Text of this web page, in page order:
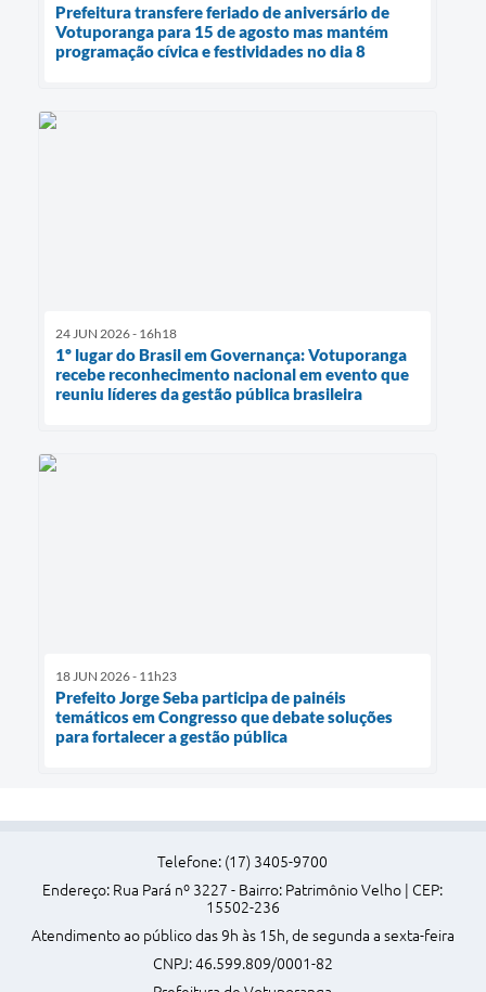
Prefeitura transfere feriado de aniversário de
Votuporanga para 15 de agosto mas mantém
programação cívica e festividades no dia 8
24 JUN 2026 - 16h18
1º lugar do Brasil em Governança: Votuporanga
recebe reconhecimento nacional em evento que
reuniu líderes da gestão pública brasileira
18 JUN 2026 - 11h23
Prefeito Jorge Seba participa de painéis
temáticos em Congresso que debate soluções
para fortalecer a gestão pública
Telefone: (17) 3405-9700
Endereço: Rua Pará nº 3227 - Bairro: Patrimônio Velho | CEP:
15502-236
Atendimento ao público das 9h às 15h, de segunda a sexta-feira
CNPJ: 46.599.809/0001-82